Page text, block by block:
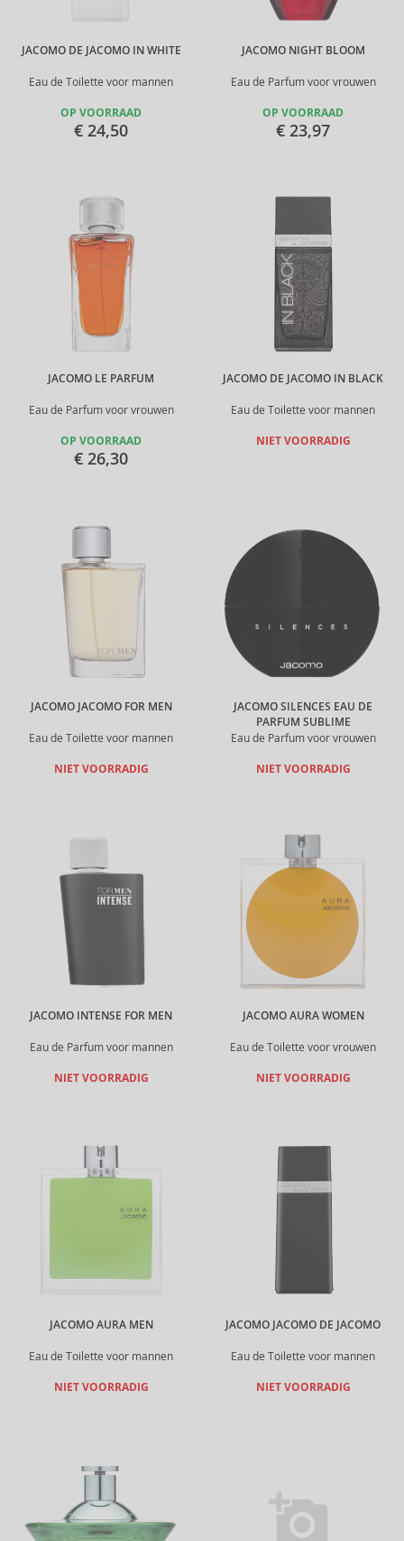
JACOMO DE JACOMO IN WHITE
Eau de Toilette voor mannen
OP VOORRAAD
€ 24,50
JACOMO NIGHT BLOOM
Eau de Parfum voor vrouwen
OP VOORRAAD
€ 23,97
JACOMO LE PARFUM
Eau de Parfum voor vrouwen
OP VOORRAAD
€ 26,30
JACOMO DE JACOMO IN BLACK
Eau de Toilette voor mannen
NIET VOORRADIG
JACOMO JACOMO FOR MEN
Eau de Toilette voor mannen
NIET VOORRADIG
JACOMO SILENCES EAU DE
PARFUM SUBLIME
Eau de Parfum voor vrouwen
NIET VOORRADIG
JACOMO INTENSE FOR MEN
Eau de Parfum voor mannen
NIET VOORRADIG
JACOMO AURA WOMEN
Eau de Toilette voor vrouwen
NIET VOORRADIG
JACOMO AURA MEN
Eau de Toilette voor mannen
NIET VOORRADIG
JACOMO JACOMO DE JACOMO
Eau de Toilette voor mannen
NIET VOORRADIG